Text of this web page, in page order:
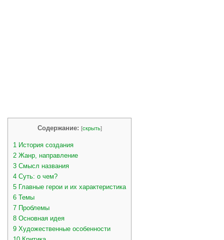
Содержание: [скрыть]
1
История создания
2 Жанр, направление
3 Смысл названия
4 Суть: о чем?
5 Главные герои и их характеристика
6 Темы
7 Проблемы
8 Основная идея
9 Художественные особенности